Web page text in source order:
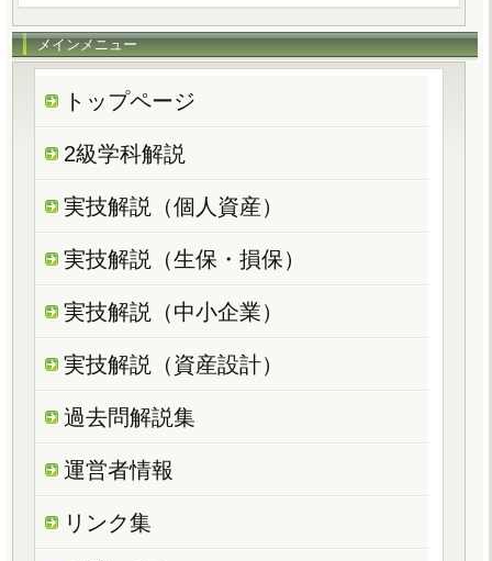
メインメニュー
トップページ
2級学科解説
実技解説（個人資産）
実技解説（生保・損保）
実技解説（中小企業）
実技解説（資産設計）
過去問解説集
運営者情報
リンク集